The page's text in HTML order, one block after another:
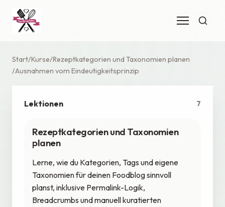
Start Kurse Rezeptkategorien und Taxonomien planen
Ausnahmen vom Eindeutigkeitsprinzip
Lektionen 7
Rezeptkategorien und Taxonomien
planen
Lerne, wie du Kategorien, Tags und eigene
Taxonomien für deinen Foodblog sinnvoll
planst, inklusive Permalink-Logik,
Breadcrumbs und manuell kuratierten